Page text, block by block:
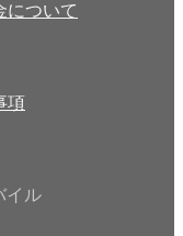
について
項
イル